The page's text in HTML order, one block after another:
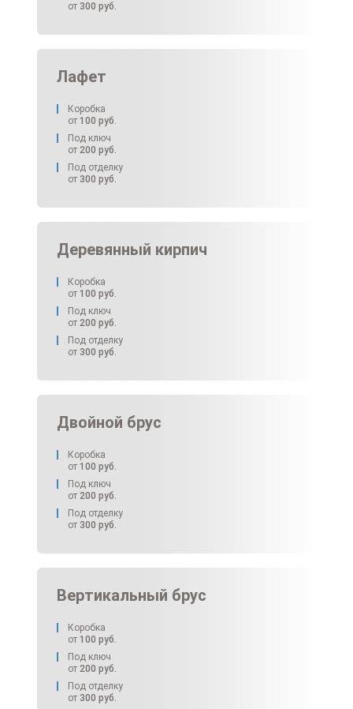
от 300 руб.
Лафет
Коробка
от 100 руб.
Под ключ
от 200 руб.
Под отделку
от 300 руб.
Деревянный кирпич
Коробка
от 100 руб.
Под ключ
от 200 руб.
Под отделку
от 300 руб.
Двойной брус
Коробка
от 100 руб.
Под ключ
от 200 руб.
Под отделку
от 300 руб.
Вертикальный брус
Коробка
от 100 руб.
Под ключ
от 200 руб.
Под отделку
от 300 руб.